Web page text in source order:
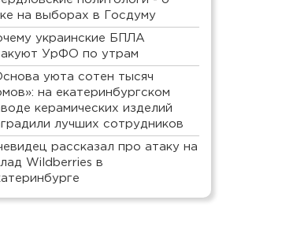
на выборах в Госдуму
украинские БПЛА
УрФО по утрам
уюта сотен тысяч
на екатеринбургском
керамических изделий
лучших сотрудников
рассказал про атаку на
Wildberries в